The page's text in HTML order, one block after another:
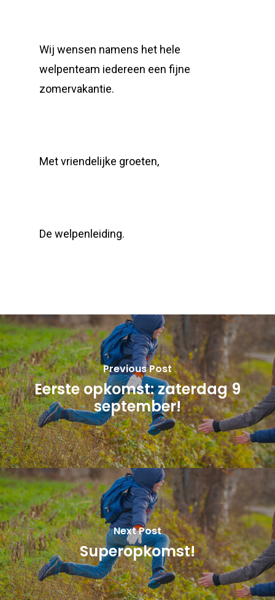
Wij wensen namens het hele
welpenteam iedereen een fijne
zomervakantie.
Met vriendelijke groeten,
De welpenleiding.
Previous Post
Eerste opkomst: zaterdag 9
september!
Next Post
Superopkomst!